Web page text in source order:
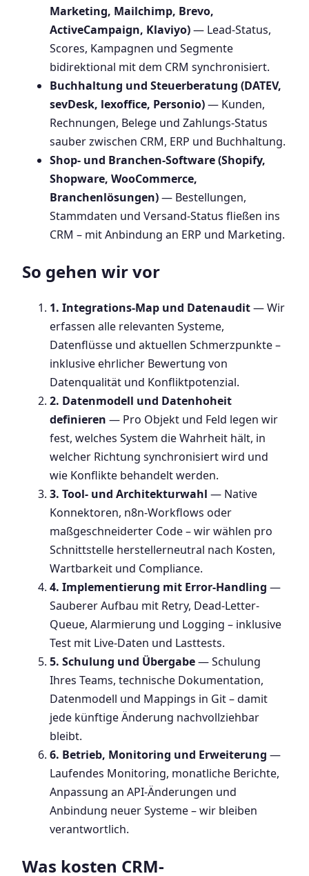
Marketing, Mailchimp, Brevo,
ActiveCampaign, Klaviyo)— Lead-Status,
Scores, Kampagnen und Segmente
bidirektional mit dem CRM synchronisiert.
Buchhaltung und Steuerberatung (DATEV,
sevDesk, lexoffice, Personio)— Kunden,
Rechnungen, Belege und Zahlungs-Status
sauber zwischen CRM, ERP und Buchhaltung.
Shop- und Branchen-Software (Shopify,
Shopware, WooCommerce,
Branchenlösungen)— Bestellungen,
Stammdaten und Versand-Status fließen ins
CRM – mit Anbindung an ERP und Marketing.
So gehen wir vor
1. Integrations-Map und Datenaudit— Wir
erfassen alle relevanten Systeme,
Datenflüsse und aktuellen Schmerzpunkte –
inklusive ehrlicher Bewertung von
Datenqualität und Konfliktpotenzial.
2. Datenmodell und Datenhoheit
definieren — Pro Objekt und Feld legen wir
fest, welches System die Wahrheit hält, in
welcher Richtung synchronisiert wird und
wie Konflikte behandelt werden.
3. Tool- und Architekturwahl — Native
Konnektoren, n8n-Workflows oder
maßgeschneiderter Code – wir wählen pro
Schnittstelle herstellerneutral nach Kosten,
Wartbarkeit und Compliance.
4. Implementierung mit Error-Handling —
Sauberer Aufbau mit Retry, Dead-Letter-
Queue, Alarmierung und Logging – inklusive
Test mit Live-Daten und Lasttests.
5. Schulung und Übergabe— Schulung
Ihres Teams, technische Dokumentation,
Datenmodell und Mappings in Git – damit
jede künftige Änderung nachvollziehbar
bleibt.
6. Betrieb, Monitoring und Erweiterung —
Laufendes Monitoring, monatliche Berichte,
Anpassung an API-Änderungen und
Anbindung neuer Systeme – wir bleiben
verantwortlich.
Was kosten CRM-